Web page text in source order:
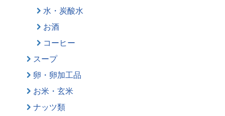
水・炭酸水
お酒
コーヒー
スープ
卵・卵加工品
お米・玄米
ナッツ類